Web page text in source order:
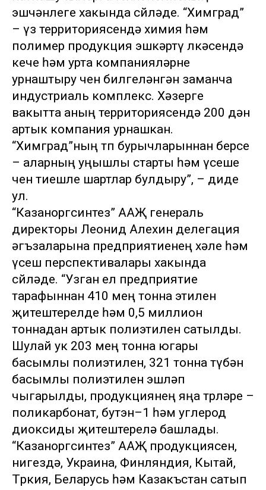
эшчәнлеге хакында сөйләде. “Химград”
– үз территориясендә химия һәм
полимер продукция эшкәртү өлкәсендә
кече һәм урта компанияләрне
урнаштыру өчен билгеләнгән заманча
индустриаль комплекс. Хәзерге
вакытта аның территориясендә 200 дән
артык компания урнашкан.
“Химград”ның төп бурычларыннан берсе
– аларның уңышлы старты һәм үсеше
өчен тиешле шартлар булдыру”, – диде
ул.
“Казаноргсинтез” ААҖ генераль
директоры Леонид Алехин делегация
әгъзаларына предприятиенең хәле һәм
үсеш перспективалары хакында
сөйләде. “Узган ел предприятие
тарафыннан 410 мең тонна этилен
җитештерелде һәм 0,5 миллион
тоннадан артык полиэтилен сатылды.
Шулай ук 203 мең тонна югары
басымлы полиэтилен, 321 тонна түбән
басымлы полиэтилен эшләп
чыгарылды, продукциянең яңа төрләре –
поликарбонат, бутэн–1 һәм углерод
диоксиды җитештерелә башлады.
“Казаноргсинтез” ААҖ продукциясен,
нигездә, Украина, Финляндия, Кытай,
Төркия, Беларусь һәм Казакъстан сатып